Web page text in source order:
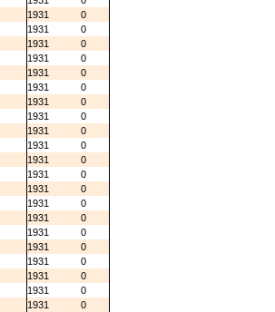
1931
0
1931
0
1931
0
1931
0
1931
0
1931
0
1931
0
1931
0
1931
0
1931
0
1931
0
1931
0
1931
0
1931
0
1931
0
1931
0
1931
0
1931
0
1931
0
1931
0
1931
0